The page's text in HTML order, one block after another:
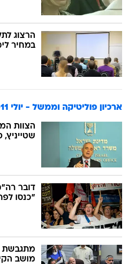
הרצוג
במחיר
ארכיון פוליטיקה וממשל - יולי 2011
הצוות
שטייניץ,
דובר
"כנסו
מתגבשת
מושב